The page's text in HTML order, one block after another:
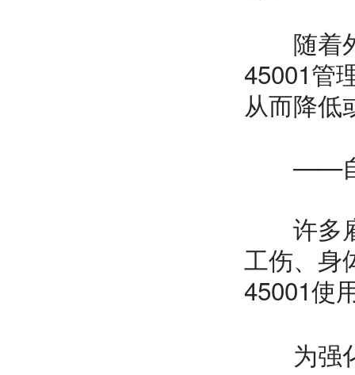
随着外
45001管
从而降低
——
许多雇
工伤、身
45001使
为强化